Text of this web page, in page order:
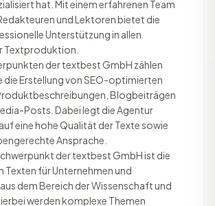
hat. Mit einem erfahrenen Team
und Lektoren bietet die
Unterstützung in allen
Textproduktion.
der textbest GmbH zählen
die Erstellung von SEO-optimierten
Blogbeiträgen
Posts. Dabei legt die Agentur
eine hohe Qualität der Texte sowie
Ansprache.
der textbest GmbH ist die
Texten für Unternehmen und
dem Bereich der Wissenschaft und
werden komplexe Themen